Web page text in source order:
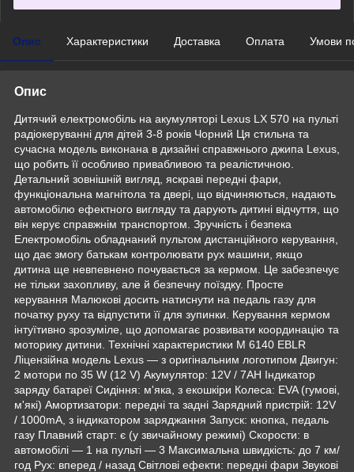
Опис Характеристики Доставка Оплата Умови
Опис
Дитячий електромобіль на акумуляторі Lexus LX 570 на пульті
радіокеруванні для дітей 3-8 років Чорний Ця стильна та
сучасна модель виконана в дизайні справжнього джипа Lexus,
що робить її особливо привабливою та реалістичною.
Детальний зовнішній вигляд, яскраві передні фари,
функціональна магнітола та двері, що відчиняються, надають
автомобілю ефектного вигляду та дарують дитині відчуття, що
він керує справжнім транспортом. Зручність і безпека
Електромобіль обладнаний пультом дистанційного керування,
що дає змогу батькам контролювати рух машини, якщо
дитина ще невпевнено почувається за кермом. Це забезпечує
не тільки захопливу, але й безпечну поїздку. Просте
керування Малюкові досить натиснути на педаль газу для
початку руху та відпустити її для зупинки. Керування кермом
інтуїтивно зрозуміле, що допомагає розвивати координацію та
моторику дитини. Технічні характеристики M 6140 EBLR
Ліцензійна модель Lexus — з оригінальним логотипом Двигун:
2 мотори по 35 W (12 V) Акумулятор: 12V / 7AH Індикатор
заряду батареї Сидіння: м'яка, з екошкіри Колеса: EVA (гумові,
м'які) Амортизатори: передні та задні Зарядний пристрій: 12V
/ 1000mA, з індикатором заряджання Запуск: кнопка, педаль
газу Плавний старт: є (у звичайному режимі) Скорости: в
автомобілі — 1 на пульті — 3 Максимальна швидкість: до 7 км/
год Рух: вперед / назад Світлові ефекти: передні фари Звукові